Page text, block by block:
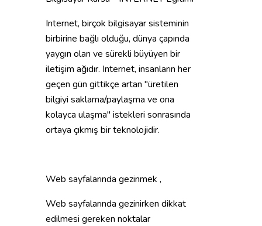
Internet, birçok bilgisayar sisteminin
birbirine bağlı olduğu, dünya çapında
yaygın olan ve sürekli büyüyen bir
iletişim ağıdır. Internet, insanların her
geçen gün gittikçe artan "üretilen
bilgiyi saklama/paylaşma ve ona
kolayca ulaşma" istekleri sonrasında
ortaya çıkmış bir teknolojidir.
Web sayfalarında gezinmek ,
Web sayfalarında gezinirken dikkat
edilmesi gereken noktalar